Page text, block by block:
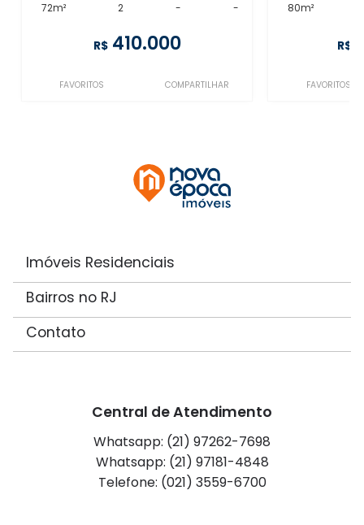
72m² 2 - -
R$ 410.000
FAVORITOS COMPARTILHAR
80m²
R$
FAVORITOS
Imóveis Residenciais
Bairros no RJ
Contato
Central de Atendimento
Whatsapp: (21) 97262-7698
Whatsapp: (21) 97181-4848
Telefone: (021) 3559-6700